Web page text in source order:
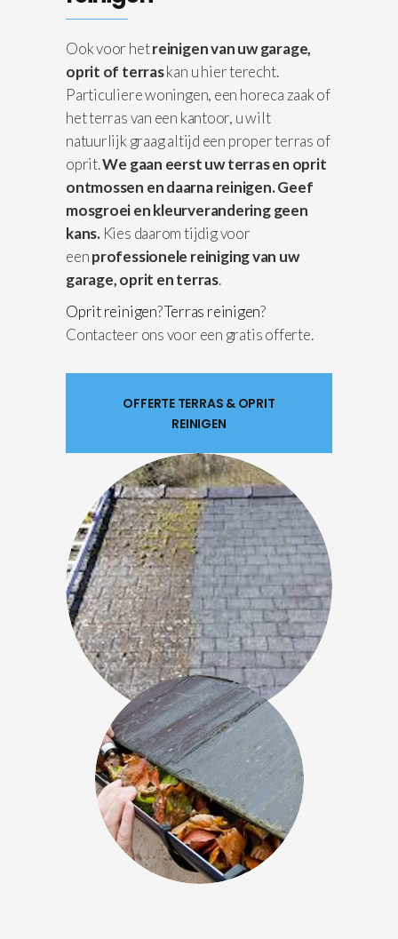
Ook voor hetreinigen van uw garage,
oprit of terraskan u hier terecht.
Particuliere woningen, een horeca zaak of
het terras van een kantoor, u wilt
natuurlijk graag altijd een proper terras of
oprit.We gaan eerst uw terras en oprit
ontmossen en daarna reinigen.Geef
mosgroei en kleurverandering geen
kans.Kies daarom tijdig voor
eenprofessionele reiniging van uw
garage, oprit en terras.
Oprit reinigen?Terras reinigen?
Contacteer ons voor een gratis offerte.
OFFERTE TERRAS & OPRIT
REINIGEN